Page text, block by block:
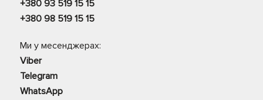
+380 93 519 15 15
+380 98 519 15 15
Ми у месенджерах:
Viber
Telegram
WhatsApp